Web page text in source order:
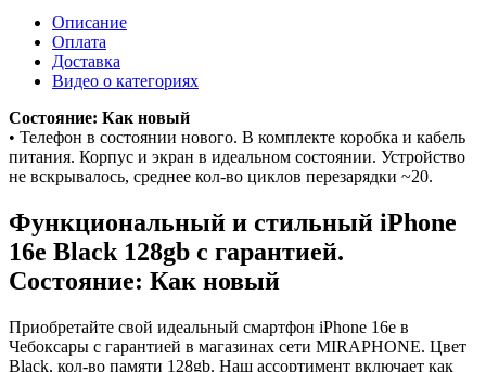
Описание
Оплата
Доставка
Видео о категориях
Состояние: Как новый
• Телефон в состоянии нового. В комплекте коробка и кабель
питания. Корпус и экран в идеальном состоянии. Устройство
не вскрывалось, среднее кол-во циклов перезарядки ~20.
Функциональный и стильный iPhone
16e Black 128gb с гарантией.
Состояние: Как новый
Приобретайте свой идеальный смартфон iPhone 16e в
Чебоксары с гарантией в магазинах сети MIRAPHONE. Цвет
Black, кол-во памяти 128gb. Наш ассортимент включает как